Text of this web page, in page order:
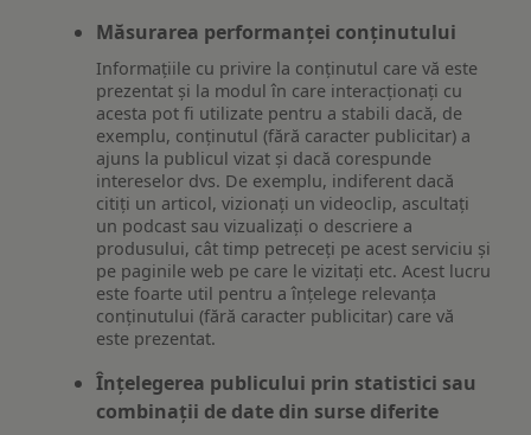
Măsurarea performanței conținutului
Informațiile cu privire la conținutul care vă este
prezentat și la modul în care interacționați cu
acesta pot fi utilizate pentru a stabili dacă, de
exemplu, conținutul (fără caracter publicitar) a
ajuns la publicul vizat și dacă corespunde
intereselor dvs. De exemplu, indiferent dacă
citiți un articol, vizionați un videoclip, ascultați
un podcast sau vizualizați o descriere a
produsului, cât timp petreceți pe acest serviciu și
pe paginile web pe care le vizitați etc. Acest lucru
este foarte util pentru a înțelege relevanța
conținutului (fără caracter publicitar) care vă
este prezentat.
Înțelegerea publicului prin statistici sau
combinații de date din surse diferite